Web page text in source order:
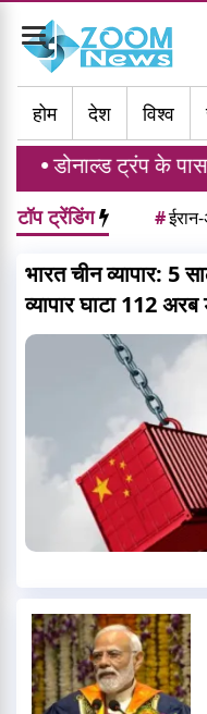
Toggle
navigation
होम
देश विश्व
के पास 100 प्रतिशत
टॉप ट्रेंडिंग #
भारत चीन व्यापार: 5
व्यापार घाटा 112 अरब